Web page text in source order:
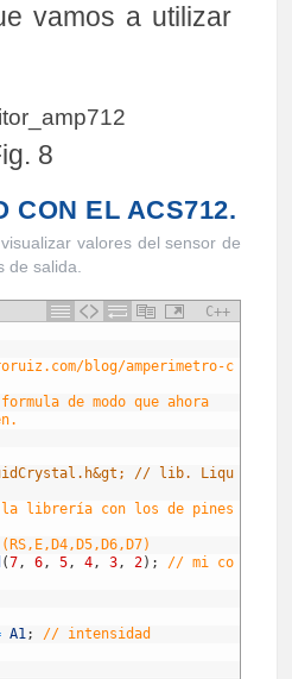
vamos a utilizar
8
CON EL ACS712.
valores del sensor de
de salida.
C++
blog/amperimetro-c
de modo que ahora
// lib. Liqu
librería con los de pines
(7, 6, 5, 4, 3, 2) ;
// mi co
A1; // intensidad